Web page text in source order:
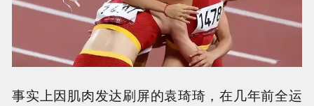
事实上因肌肉发达刷屏的袁琦琦，在几年前全运